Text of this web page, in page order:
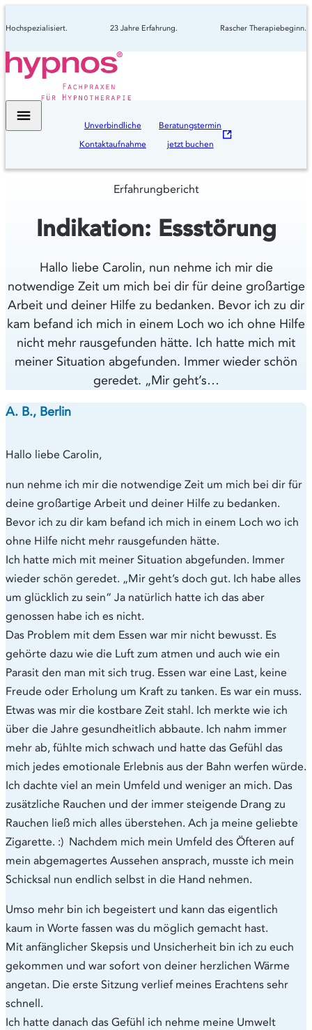
Hochspezialisiert. 23 Jahre Erfahrung. Rascher Therapiebeginn.
Unverbindliche
Kontaktaufnahme
Beratungstermin
jetzt buchen
Erfahrungbericht
Indikation: Essstörung
Hallo liebe Carolin, nun nehme ich mir die
notwendige Zeit um mich bei dir für deine großartige
Arbeit und deiner Hilfe zu bedanken. Bevor ich zu dir
kam befand ich mich in einem Loch wo ich ohne Hilfe
nicht mehr rausgefunden hätte. Ich hatte mich mit
meiner Situation abgefunden. Immer wieder schön
geredet. „Mir geht’s…
A. B., Berlin
Hallo liebe Carolin,
nun nehme ich mir die notwendige Zeit um mich bei dir für
deine großartige Arbeit und deiner Hilfe zu bedanken.
Bevor ich zu dir kam befand ich mich in einem Loch wo ich
ohne Hilfe nicht mehr rausgefunden hätte.
Ich hatte mich mit meiner Situation abgefunden. Immer
wieder schön geredet. „Mir geht’s doch gut. Ich habe alles
um glücklich zu sein“ Ja natürlich hatte ich das aber
genossen habe ich es nicht.
Das Problem mit dem Essen war mir nicht bewusst. Es
gehörte dazu wie die Luft zum atmen und auch wie ein
Parasit den man mit sich trug. Essen war eine Last, keine
Freude oder Erholung um Kraft zu tanken. Es war ein muss.
Etwas was mir die kostbare Zeit stahl. Ich merkte wie ich
über die Jahre gesundheitlich abbaute. Ich nahm immer
mehr ab, fühlte mich schwach und hatte das Gefühl das
mich jedes emotionale Erlebnis aus der Bahn werfen würde.
Ich dachte viel an mein Umfeld und weniger an mich. Das
zusätzliche Rauchen und der immer steigende Drang zu
Rauchen ließ mich alles überstehen. Ach ja meine geliebte
Zigarette. :) Nachdem mich mein Umfeld des Öfteren auf
mein abgemagertes Aussehen ansprach, musste ich mein
Schicksal nun endlich selbst in die Hand nehmen.
Umso mehr bin ich begeistert und kann das eigentlich
kaum in Worte fassen was du möglich gemacht hast.
Mit anfänglicher Skepsis und Unsicherheit bin ich zu euch
gekommen und war sofort von deiner herzlichen Wärme
angetan. Die erste Sitzung verlief meines Erachtens sehr
schnell.
Ich hatte danach das Gefühl ich nehme meine Umwelt